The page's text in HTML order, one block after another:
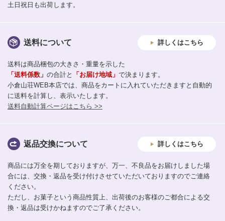
土日祝日も出荷します。
送料について 詳しくはこちら
送料は商品梱包の大きさ・重量を示した
「送料係数」 の合計と 「お届け地域」 で決まります。
小倉山荘WEB本店では、商品をカートに入れていただきますと自動的
に送料を計算し、表示いたします。
送料自動計算ページはこちら >>
返品交換について 詳しくはこちら
商品には万全を期しておりますが、万一、不良品をお届けしました場
合には、交換・返品を受け付けさせていただいておりますのでご連絡
ください。
ただし、お菓子という商品性質上、出荷後のお客様のご都合による交
換・返品は受けかねますのでご了承ください。